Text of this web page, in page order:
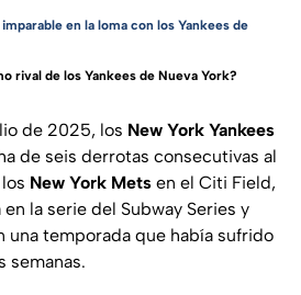
en la loma con los Yankees de
rival de los Yankees de Nueva York?
de 2025, los New York Yankees
de seis derrotas consecutivas al
New York Mets en el Citi Field,
la serie del Subway Series y
una temporada que había sufrido
semanas.